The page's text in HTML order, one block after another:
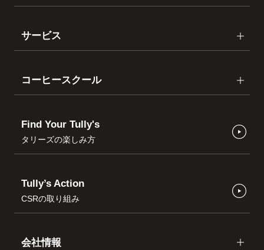
サービス
コーヒースクール
Find Your Tully's
タリーズの楽しみ方
Tully’s Action
CSRの取り組み
会社情報